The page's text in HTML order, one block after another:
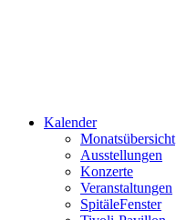
Kalender
Monatsübersicht
Ausstellungen
Konzerte
Veranstaltungen
SpitäleFenster